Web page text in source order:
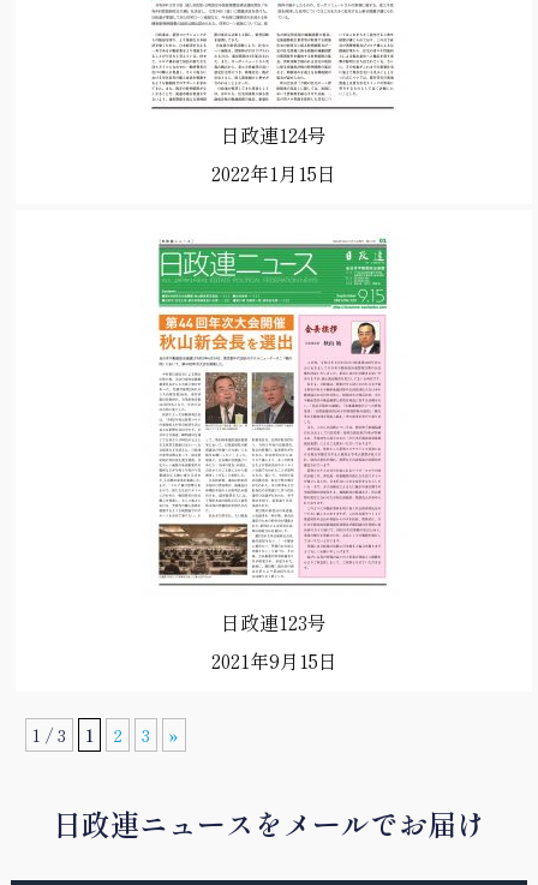
日政連124号
2022年1月15日
日政連123号
2021年9月15日
1 / 3 1 2 3 »
日政連ニュースをメールでお届け